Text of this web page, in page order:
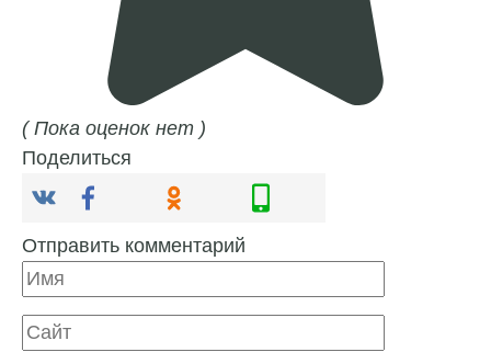
( Пока оценок нет )
Поделиться
Отправить комментарий
Имя
Сайт